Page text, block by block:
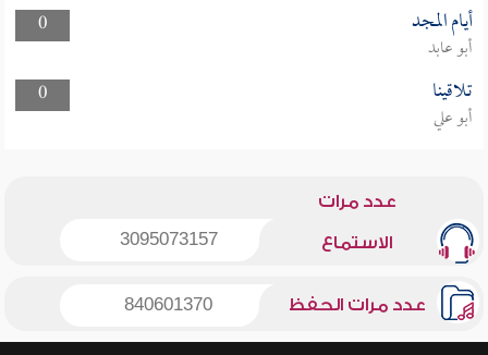
0
أيام المجد
أبو عابد
0
تلاقينا
أبو علي
عدد مرات
الاستماع 3095073157
عدد مرات الحفظ 840601370